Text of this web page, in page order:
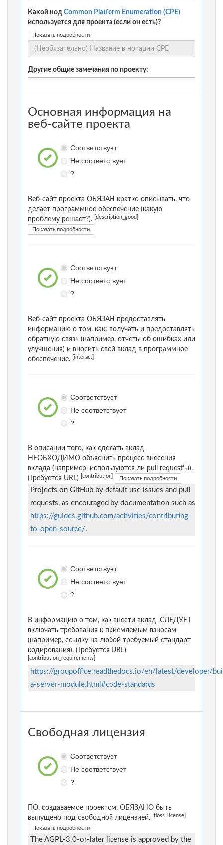
Какой код Common Platform Enumeration (CPE)
используется для проекта (если он есть)?
Показать подробности
Другие общие замечания по проекту:
Основная информация на
веб-сайте проекта
Соответствует
Не соответствует
?
Веб-сайт проекта ОБЯЗАН кратко описывать, что
делает программное обеспечение (какую
проблему решает?).
[description_good]
Показать подробности
Соответствует
Не соответствует
?
Веб-сайт проекта ОБЯЗАН предоставлять
информацию о том, как: получать и предоставлять
обратную связь (например, отчеты об ошибках или
улучшения) и вносить свой вклад в программное
обеспечение.
[interact]
Соответствует
Не соответствует
?
В описании того, как сделать вклад,
НЕОБХОДИМО объяснить процесс внесения
вклада (например, используются ли pull request'ы).
(Требуется URL)
[contribution] Показать подробности
Projects on GitHub by default use issues and pull
requests, as encouraged by documentation such as
https://guides.github.com/activities/contributing-
to-open-source/.
Соответствует
Не соответствует
?
В информацию о том, как внести вклад, СЛЕДУЕТ
включать требования к приемлемым взносам
(например, ссылку на любой требуемый стандарт
кодирования). (Требуется URL)
[contribution_requirements]
https://groupoffice.readthedocs.io/en/latest/developer/
a-server-module.html#code-standards
Свободная лицензия
Соответствует
Не соответствует
?
ПО, создаваемое проектом, ОБЯЗАНО быть
выпущено под свободной лицензией.
[floss_license]
Показать подробности
The AGPL-3.0-or-later license is approved by the